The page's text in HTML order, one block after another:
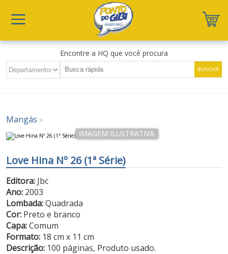
Encontre a HQ que você procura
Mangás >
Love Hina Nº 26 (1ª Série)
Editora: Jbc
Ano: 2003
Lombada:Quadrada
Cor: Preto e branco
Capa:Comum
Formato: 18 cm x 11 cm
Descrição: 100 páginas, Produto usado.